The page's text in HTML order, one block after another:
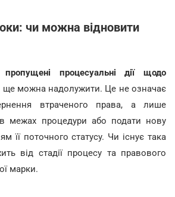
чи можна відновити
пропущені процесуальні дії щодо
ще можна надолужити. Це не означає
втраченого права, а лише
межах процедури або подати нову
її поточного статусу. Чи існує така
від стадії процесу та правового
марки.